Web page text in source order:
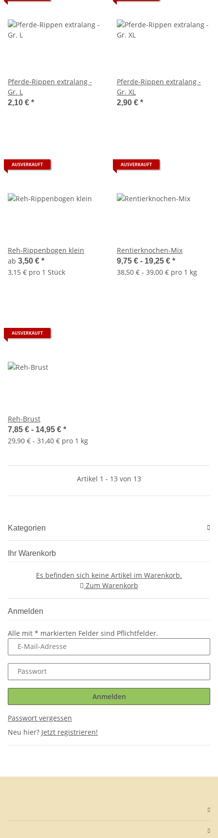
Pferde-Rippen extralang -
Gr. L
2,10 € *
Pferde-Rippen extralang -
Gr. XL
2,90 € *
AUSVERKAUFT
Reh-Rippenbogen klein
ab 3,50 € *
3,15 € pro 1 Stück
AUSVERKAUFT
Rentierknochen-Mix
9,75 € - 19,25 € *
38,50 € - 39,00 € pro 1 kg
AUSVERKAUFT
Reh-Brust
7,85 € - 14,95 € *
29,90 € - 31,40 € pro 1 kg
Artikel 1 - 13 von 13
Kategorien
Ihr Warenkorb
Es befinden sich keine Artikel im Warenkorb.
Zum Warenkorb
Anmelden
Alle mit * markierten Felder sind Pflichtfelder.
E-Mail-Adresse
Passwort
Anmelden
Passwort vergessen
Neu hier? Jetzt registrieren!